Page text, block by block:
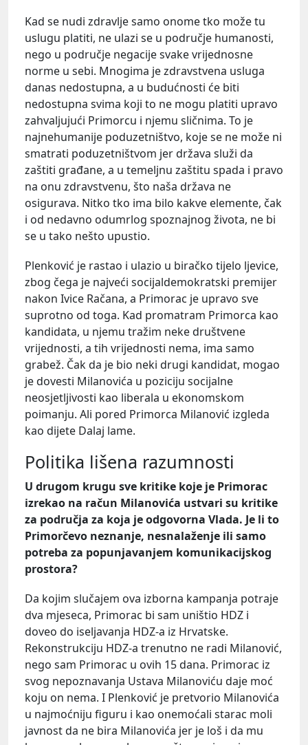
Kad se nudi zdravlje samo onome tko može tu
uslugu platiti, ne ulazi se u područje humanosti,
nego u područje negacije svake vrijednosne
norme u sebi. Mnogima je zdravstvena usluga
danas nedostupna, a u budućnosti će biti
nedostupna svima koji to ne mogu platiti upravo
zahvaljujući Primorcu i njemu sličnima. To je
najnehumanije poduzetništvo, koje se ne može ni
smatrati poduzetništvom jer država služi da
zaštiti građane, a u temeljnu zaštitu spada i pravo
na onu zdravstvenu, što naša država ne
osigurava. Nitko tko ima bilo kakve elemente, čak
i od nedavno odumrlog spoznajnog života, ne bi
se u tako nešto upustio.
Plenković je rastao i ulazio u biračko tijelo ljevice,
zbog čega je najveći socijaldemokratski premijer
nakon Ivice Račana, a Primorac je upravo sve
suprotno od toga. Kad promatram Primorca kao
kandidata, u njemu tražim neke društvene
vrijednosti, a tih vrijednosti nema, ima samo
grabež. Čak da je bio neki drugi kandidat, mogao
je dovesti Milanovića u poziciju socijalne
neosjetljivosti kao liberala u ekonomskom
poimanju. Ali pored Primorca Milanović izgleda
kao dijete Dalaj lame.
Politika lišena razumnosti
U drugom krugu sve kritike koje je Primorac
izrekao na račun Milanovića ustvari su kritike
za područja za koja je odgovorna Vlada. Je li to
Primorčevo neznanje, nesnalaženje ili samo
potreba za popunjavanjem komunikacijskog
prostora?
Da kojim slučajem ova izborna kampanja potraje
dva mjeseca, Primorac bi sam uništio HDZ i
doveo do iseljavanja HDZ-a iz Hrvatske.
Rekonstrukciju HDZ-a trenutno ne radi Milanović,
nego sam Primorac u ovih 15 dana. Primorac iz
svog nepoznavanja Ustava Milanoviću daje moć
koju on nema. I Plenković je pretvorio Milanovića
u najmoćniju figuru i kao onemoćali starac moli
javnost da ne bira Milanovića jer je loš i da mu